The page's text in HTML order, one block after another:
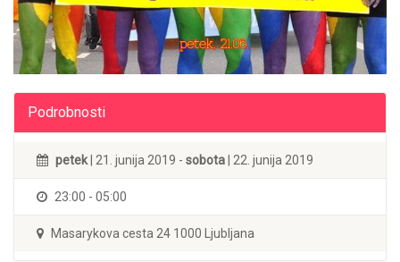
Podrobnosti
petek| 21. junija 2019 - sobota| 22. junija 2019
23:00 - 05:00
Masarykova cesta 24 1000 Ljubljana